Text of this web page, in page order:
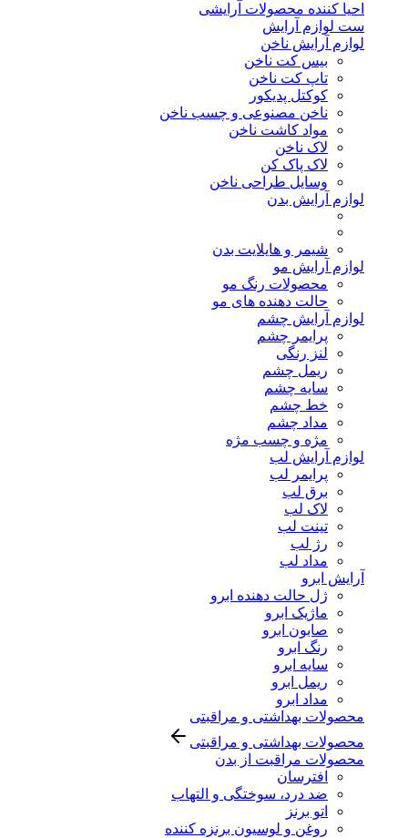
احیا کننده محصولات آرایشی
ست لوازم آرایش
لوازم آرایش ناخن
بیس کت ناخن
تاپ کت ناخن
کوکتل پدیکور
ناخن مصنوعی و چسب ناخن
مواد کاشت ناخن
لاک ناخن
لاک پاک کن
وسایل طراحی ناخن
لوازم آرایش بدن
شیمر و هایلایت بدن
لوازم آرایش مو
محصولات رنگ مو
حالت دهنده های مو
لوازم آرایش چشم
پرایمر چشم
لنز رنگی
ریمل چشم
سایه چشم
خط چشم
مداد چشم
مژه و چسب مژه
لوازم آرایش لب
پرایمر لب
برق لب
لاک لب
تینت لب
رژ لب
مداد لب
آرایش ابرو
ژل حالت دهنده ابرو
ماژیک ابرو
صابون ابرو
رنگ ابرو
سایه ابرو
ریمل ابرو
مداد ابرو
محصولات بهداشتی و مراقبتی
محصولات بهداشتی و مراقبتی
محصولات مراقبت از بدن
افترسان
ضد درد، سوختگی و التهاب
اتو برنز
روغن و لوسیون برنزه کننده